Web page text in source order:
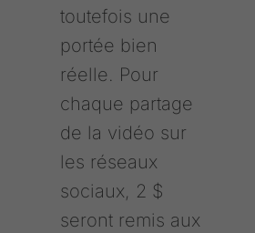
toutefois une
portée bien
réelle. Pour
chaque partage
de la vidéo sur
les réseaux
sociaux, 2 $
seront remis aux